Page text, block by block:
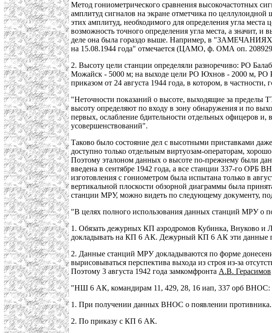
Метод гониометрического сравнения высокочастотных
амплитуд сигналов на экране отметчика по
этих амплитуд, необходимого для определения угла
возможность точного определения угла места, а
деле она была гораздо выше. Например, в "ЗАМЕЧАНИЯХ
на 15.08.1944 года" отмечается (ЦАМО, ф. ОМА оп.
2. Высоту цели станции определяли разноречиво: РО
Можайск - 5000 м; на выходе цели РО Юхнов - 2000 м, РО
приказом от 24 августа 1944 года, в котором, в частности,
"Неточности показаний о высоте, выходящие за пределы
высоту определяют по входу в зону обнаружения и по
первых, ослабление бдительности отдельных офицеров и,
усовершенствований".
Таково было состояние дел с высотными приставками
доступно только отдельным виртуозам-операторам,
Поэтому эталоном данных о высоте по-прежнему были
введена в сентябре 1942 года, а все станции 337-го ОРБ
изготовления с гониометром была испытана только в
вертикальной плоскости обзорной диаграммы была
станции МРУ, можно видеть по следующему документу,
"В целях полного использования данных станций МРУ о
1. Обязать дежурных КП аэродромов Кубинка, Внуково и
докладывать на КП 6 АК. Дежурный КП 6 АК эти данные
2. Данные станций МРУ докладываются по форме
вырисовываться перспектива выхода из строя из-за
Поэтому 3 августа 1942 года замкомфронта А.В. Герасимов
"НШ 6 АК, командирам 11, 429, 28, 16 иап, 337 орб ВНОС:
1. При получении данных ВНОС о появлении противника.
2. По приказу с КП 6 АК.